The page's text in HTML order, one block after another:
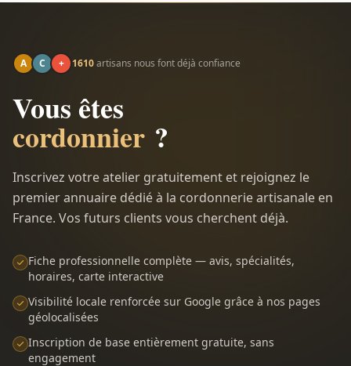
A C + 1610artisans nous font déjà confiance
Vous êtes
cordonnier ?
Inscrivez votre atelier gratuitement et rejoignez le
premier annuaire dédié à la cordonnerie artisanale en
France. Vos futurs clients vous cherchent déjà.
Fiche professionnelle complète — avis, spécialités,
horaires, carte interactive
Visibilité locale renforcée sur Google grâce à nos pages
géolocalisées
Inscription de base entièrement gratuite, sans
engagement